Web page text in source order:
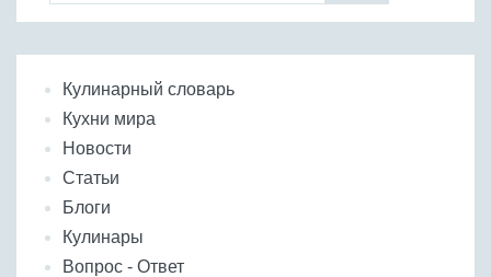
Кулинарный словарь
Кухни мира
Новости
Статьи
Блоги
Кулинары
Вопрос - Ответ